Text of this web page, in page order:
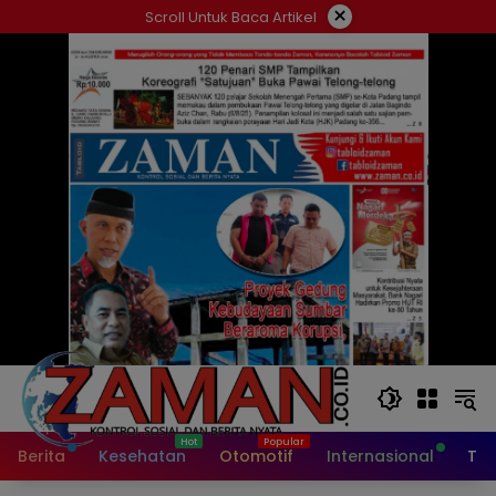
ke
Scroll Untuk Baca Artikel ×
Berita Kesehatan Otomotif Internasional